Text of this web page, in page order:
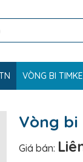
VÒNG BI
Vòng bi
Giá bán: